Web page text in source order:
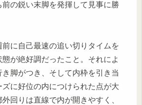
の鋭い末脚を発揮して見事に勝
に自己最速の追い切りタイムを
が絶好調だったこと。それによ
き脚がつき、そして内枠を引き当
に好位の内につけられた点が大
回りは直線で内が開きやすく、